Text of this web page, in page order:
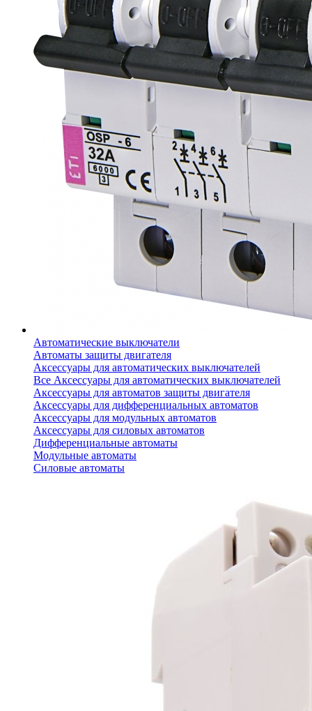
Автоматические выключатели
Автоматы защиты двигателя
Аксессуары для автоматических выключателей
Все Аксессуары для автоматических выключателей
Аксессуары для автоматов защиты двигателя
Аксессуары для дифференциальных автоматов
Аксессуары для модульных автоматов
Аксессуары для силовых автоматов
Дифференциальные автоматы
Модульные автоматы
Силовые автоматы